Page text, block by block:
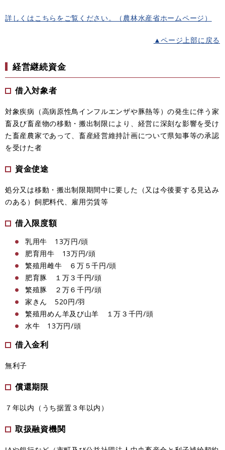
詳しくはこちらをご覧ください。（農林水産省ホームページ）
▲ページ上部に戻る
経営継続資金
借入対象者
対象疾病（高病原性鳥インフルエンザや豚熱等）の発生に伴う家
畜及び畜産物の移動・搬出制限により、経営に深刻な影響を受け
た畜産農家であって、畜産経営維持計画について県知事等の承認
を受けた者
資金使途
処分又は移動・搬出制限期間中に要した（又は今後要する見込み
のある）飼肥料代、雇用労賃等
借入限度額
乳用牛 13万円/頭
肥育用牛 13万円/頭
繁殖用雌牛 ６万５千円/頭
肥育豚 １万３千円/頭
繁殖豚 ２万６千円/頭
家きん 520円/羽
繁殖用めん羊及び山羊 １万３千円/頭
水牛 13万円/頭
借入金利
無利子
償還期限
７年以内（うち据置３年以内）
取扱融資機関